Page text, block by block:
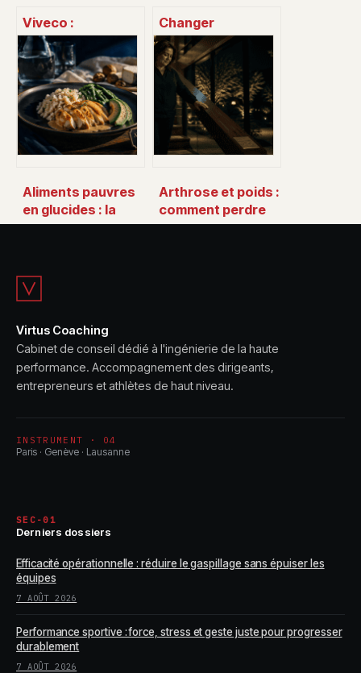
Viveco :
comprendre la
marque, son offre
et ses
engagements
Changer
d’adresse auprès
du service public :
le guide pratique
complet
Aliments pauvres
en glucides : la
règle des 10g pour
métabolisme
Arthrose et poids :
comment perdre
10 % de votre
Virtus Coaching
Cabinet de conseil dédié à l'ingénierie de la haute
performance. Accompagnement des dirigeants,
entrepreneurs et athlètes de haut niveau.
INSTRUMENT · 04
Paris · Genève · Lausanne
SEC-01
Derniers dossiers
Efficacité opérationnelle : réduire le gaspillage sans épuiser les
équipes
7 AOÛT 2026
Performance sportive : force, stress et geste juste pour progresser
durablement
7 AOÛT 2026